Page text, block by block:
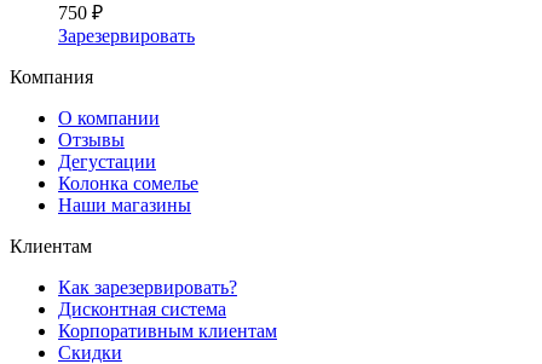
750 ₽
Зарезервировать
Компания
О компании
Отзывы
Дегустации
Колонка сомелье
Наши магазины
Клиентам
Как зарезервировать?
Дисконтная система
Корпоративным клиентам
Скидки